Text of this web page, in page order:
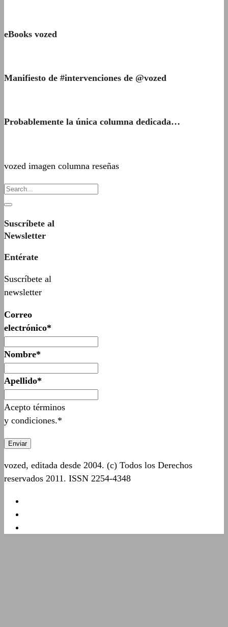
eBooks vozed
Manifiesto de #intervenciones de @vozed
Probablemente la única columna dedicada…
vozed imagen columna reseñas
Suscríbete al
Newsletter
Entérate
Suscríbete al
newsletter
Correo
electrónico*
Nombre*
Apellido*
Acepto términos
y condiciones.*
vozed, editada desde 2004. (c) Todos los Derechos
reservados 2011. ISSN 2254-4348